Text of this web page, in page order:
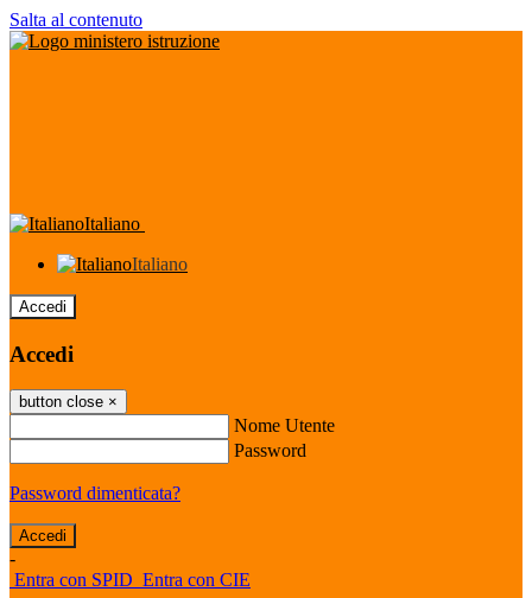
Salta al contenuto
Italiano
Italiano
Accedi
Accedi
button close ×
Nome Utente
Password
Password dimenticata?
-
Entra con SPID Entra con CIE